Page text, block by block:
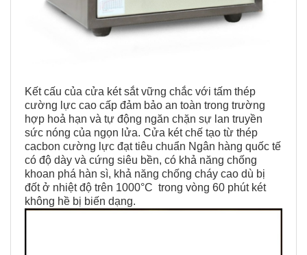
Kết cấu của cửa két sắt vững chắc với tấm thép
cường lực cao cấp đảm bảo an toàn trong trường
hợp hoả hạn và tự động ngăn chặn sự lan truyền
sức nóng của ngọn lửa. Cửa két chế tạo từ thép
cacbon cường lực đạt tiêu chuẩn Ngân hàng quốc tế
có độ dày và cứng siêu bền, có khả năng chống
khoan phá hàn sì, khả năng chống cháy cao dù bị
đốt ở nhiệt độ trên 1000°C trong vòng 60 phút két
không hề bị biến dạng.